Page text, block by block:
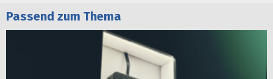
Passend zum Thema